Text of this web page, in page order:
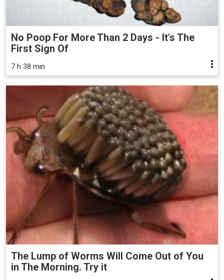
No Poop For More Than 2 Days - It's The
First Sign Of
7 h 38 min
The Lump of Worms Will Come Out of You
in The Morning. Try it